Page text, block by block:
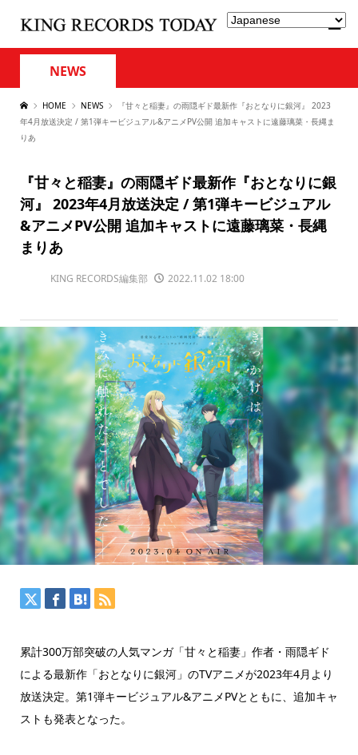
NEWS
HOME NEWS
『甘々と稲妻』の雨隠ギド最新作『おとなりに銀河』 2023
年4月放送決定 / 第1弾キービジュアル&アニメPV公開 追加キャストに遠藤璃菜・長縄ま
りあ
『甘々と稲妻』の雨隠ギド最新作『おとなりに銀
河』 2023年4月放送決定 / 第1弾キービジュアル
&アニメPV公開 追加キャストに遠藤璃菜・長縄
まりあ
KING RECORDS編集部 2022.11.02 18:00
累計300万部突破の人気マンガ「甘々と稲妻」作者・雨隠ギド
による最新作「おとなりに銀河」のTVアニメが2023年4月より
放送決定。第1弾キービジュアル&アニメPVとともに、追加キャ
ストも発表となった。